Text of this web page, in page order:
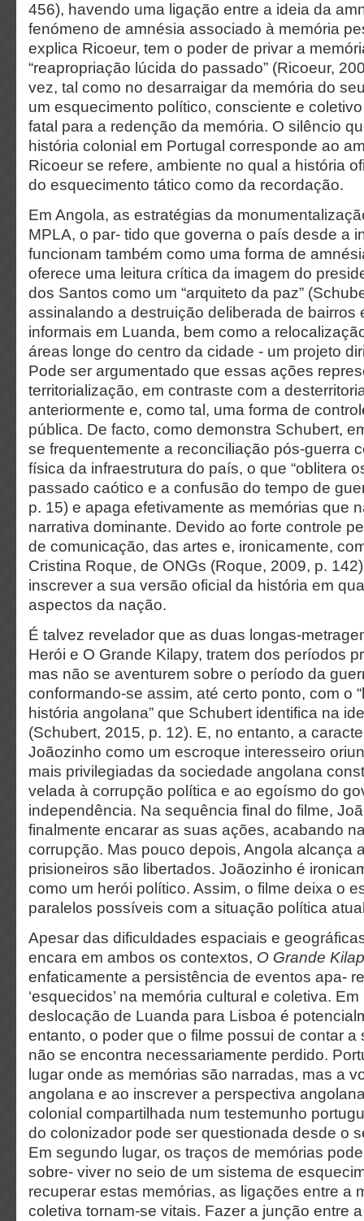
456), havendo uma ligação entre a ideia da
fenómeno de amnésia associado à memória
explica Ricoeur, tem o poder de privar a
“reapropriação lúcida do passado” (Ricoeur,
vez, tal como no desarraigar da memória do
um esquecimento político, consciente e
fatal para a redenção da memória. O silêncio
história colonial em Portugal corresponde ao
Ricoeur se refere, ambiente no qual a história
do esquecimento tático como da recordação.
Em Angola, as estratégias da
MPLA, o par- tido que governa o país desde a
funcionam também como uma forma de
oferece uma leitura crítica da imagem do
dos Santos como um “arquiteto da paz”
assinalando a destruição deliberada de bairros
informais em Luanda, bem como a
áreas longe do centro da cidade - um projeto
Pode ser argumentado que essas ações
territorialização, em contraste com a
anteriormente e, como tal, uma forma de
pública. De facto, como demonstra Schubert,
se frequentemente a reconciliação pós-guerra
física da infraestrutura do país, o que “oblitera
passado caótico e a confusão do tempo de
p. 15) e apaga efetivamente as memórias que
narrativa dominante. Devido ao forte controle
de comunicação, das artes e, ironicamente,
Cristina Roque, de ONGs (Roque, 2009, p.
inscrever a sua versão oficial da história em
aspectos da nação.
É talvez revelador que as duas longas-
Herói e O Grande Kilapy, tratem dos períodos
mas não se aventurem sobre o período da
conformando-se assim, até certo ponto, com o
história angolana” que Schubert identifica na
(Schubert, 2015, p. 12). E, no entanto, a
Joãozinho como um escroque interesseiro
mais privilegiadas da sociedade angolana
velada à corrupção política e ao egoísmo do
independência. Na sequência final do filme,
finalmente encarar as suas ações, acabando
corrupção. Mas pouco depois, Angola alcança
prisioneiros são libertados. Joãozinho é
como um herói político. Assim, o filme deixa o
paralelos possíveis com a situação política
Apesar das dificuldades espaciais e
encara em ambos os contextos, O Grande
enfaticamente a persistência de eventos apa-
‘esquecidos’ na memória cultural e coletiva.
deslocação de Luanda para Lisboa é
entanto, o poder que o filme possui de contar a
não se encontra necessariamente perdido.
lugar onde as memórias são narradas, mas a
angolana e ao inscrever a perspectiva
colonial compartilhada num testemunho
do colonizador pode ser questionada desde o
Em segundo lugar, os traços de memórias
sobre- viver no seio de um sistema de
recuperar estas memórias, as ligações entre a
coletiva tornam-se vitais. Fazer a junção entre